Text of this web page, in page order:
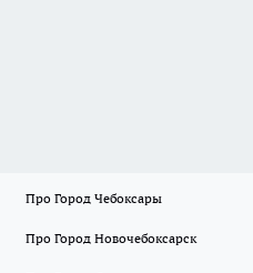
Про Город Чебоксары
Про Город Новочебоксарск